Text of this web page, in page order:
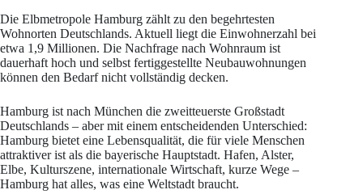
Die Elbmetropole Hamburg zählt zu den begehrtesten
Wohnorten Deutschlands. Aktuell liegt die Einwohnerzahl bei
etwa 1,9 Millionen. Die Nachfrage nach Wohnraum ist
dauerhaft hoch und selbst fertiggestellte Neubauwohnungen
können den Bedarf nicht vollständig decken.
Hamburg ist nach München die zweitteuerste Großstadt
Deutschlands – aber mit einem entscheidenden Unterschied:
Hamburg bietet eine Lebensqualität, die für viele Menschen
attraktiver ist als die bayerische Hauptstadt. Hafen, Alster,
Elbe, Kulturszene, internationale Wirtschaft, kurze Wege –
Hamburg hat alles, was eine Weltstadt braucht.